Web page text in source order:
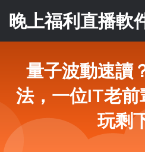
晚上福利直播軟
量子波動速讀
法，一位IT老
玩剩